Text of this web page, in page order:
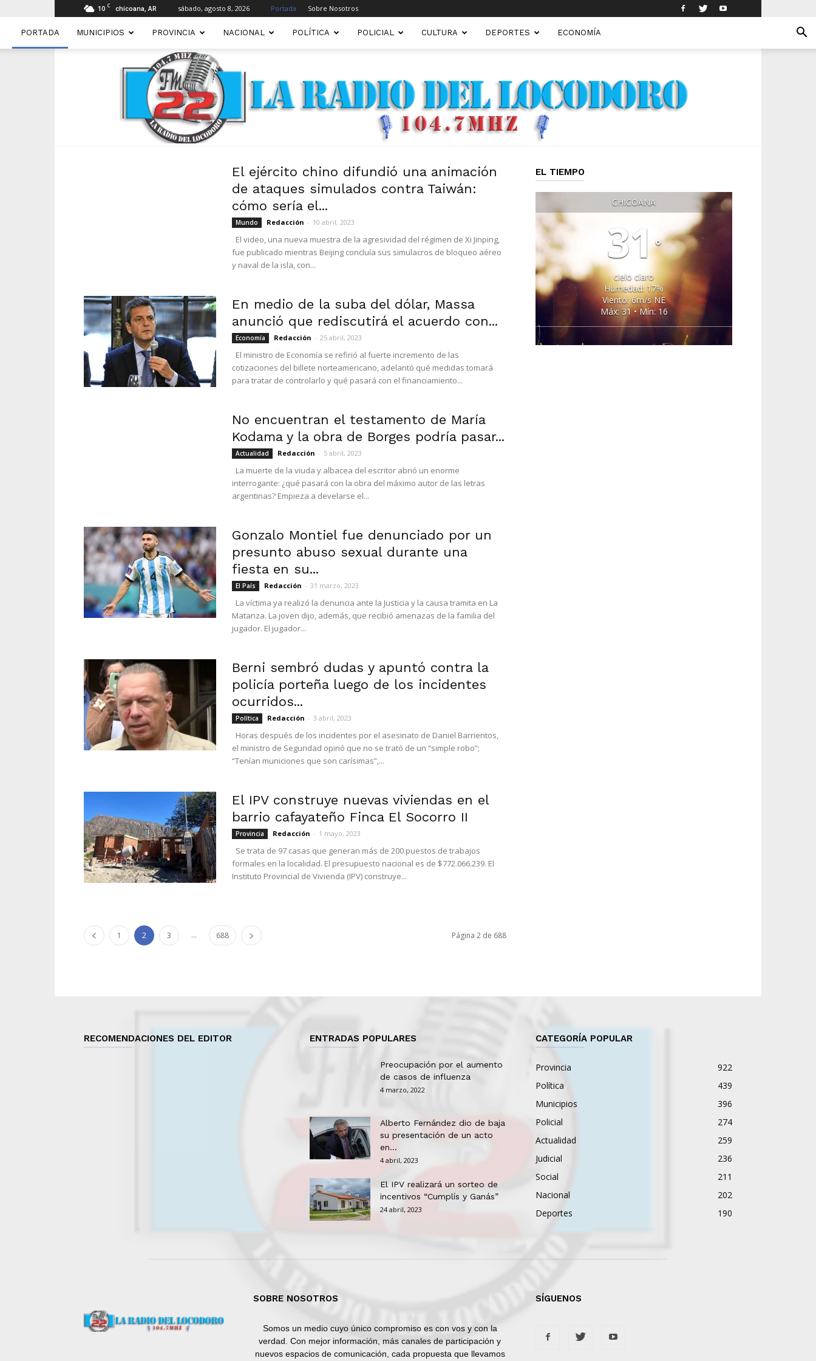
10 C chicoana, AR sábado, agosto 8, 2026 Portada Sobre Nosotros
PORTADA MUNICIPIOS PROVINCIA NACIONAL POLÍTICA POLICIAL CULTURA DEPORTES ECONOMÍA
FM22.COM.AR
El ejército chino difundió una animación
de ataques simulados contra Taiwán:
cómo sería el...
Mundo Redacción - 10 abril, 2023
El video, una nueva muestra de la agresividad del régimen de Xi Jinping,
fue publicado mientras Beijing concluía sus simulacros de bloqueo aéreo
y naval de la isla, con...
En medio de la suba del dólar, Massa
anunció que rediscutirá el acuerdo con...
Economía Redacción - 25 abril, 2023
El ministro de Economía se refirió al fuerte incremento de las
cotizaciones del billete norteamericano, adelantó qué medidas tomará
para tratar de controlarlo y qué pasará con el financiamiento...
No encuentran el testamento de María
Kodama y la obra de Borges podría pasar...
Actualidad Redacción - 5 abril, 2023
La muerte de la viuda y albacea del escritor abrió un enorme
interrogante: ¿qué pasará con la obra del máximo autor de las letras
argentinas? Empieza a develarse el...
Gonzalo Montiel fue denunciado por un
presunto abuso sexual durante una
fiesta en su...
El País Redacción - 31 marzo, 2023
La víctima ya realizó la denuncia ante la Justicia y la causa tramita en La
Matanza. La joven dijo, además, que recibió amenazas de la familia del
jugador. El jugador...
Berni sembró dudas y apuntó contra la
policía porteña luego de los incidentes
ocurridos...
Política Redacción - 3 abril, 2023
Horas después de los incidentes por el asesinato de Daniel Barrientos,
el ministro de Seguridad opinó que no se trató de un “simple robo”;
“Tenían municiones que son carísimas”,...
El IPV construye nuevas viviendas en el
barrio cafayateño Finca El Socorro II
Provincia Redacción - 1 mayo, 2023
Se trata de 97 casas que generan más de 200 puestos de trabajos
formales en la localidad. El presupuesto nacional es de $772.066.239. El
Instituto Provincial de Vivienda (IPV) construye...
1 2 3 ... 688 Página 2 de 688
EL TIEMPO
CHICOANA
31°
cielo claro
Humedad: 17%
Viento: 6m/s NE
Máx: 31 • Mín: 16
RECOMENDACIONES DEL EDITOR ENTRADAS POPULARES
Preocupación por el aumento
de casos de influenza
4 marzo, 2022
Alberto Fernández dio de baja
su presentación de un acto
en...
4 abril, 2023
El IPV realizará un sorteo de
incentivos “Cumplís y Ganás”
24 abril, 2023
CATEGORÍA POPULAR
Provincia
922
Política
439
Municipios
396
Policial
274
Actualidad
259
Judicial
236
Social
211
Nacional
202
Deportes
190
SOBRE NOSOTROS
Somos un medio cuyo único compromiso es con vos y con la
verdad. Con mejor información, más canales de participación y
nuevos espacios de comunicación, cada propuesta que llevamos
SÍGUENOS